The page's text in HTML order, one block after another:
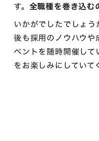
す。 全職種を巻き込む
いかがでしたでしょ
後も採用のノウハウや
ベントを随時開催し
をお楽しみにしていて